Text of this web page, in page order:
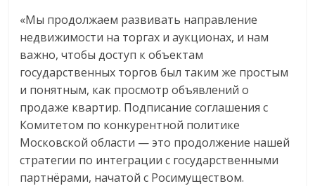
«Мы продолжаем развивать направление
недвижимости на торгах и аукционах, и нам
важно, чтобы доступ к объектам
государственных торгов был таким же простым
и понятным, как просмотр объявлений о
продаже квартир. Подписание соглашения с
Комитетом по конкурентной политике
Московской области — это продолжение нашей
стратегии по интеграции с государственными
партнёрами, начатой с Росимуществом.